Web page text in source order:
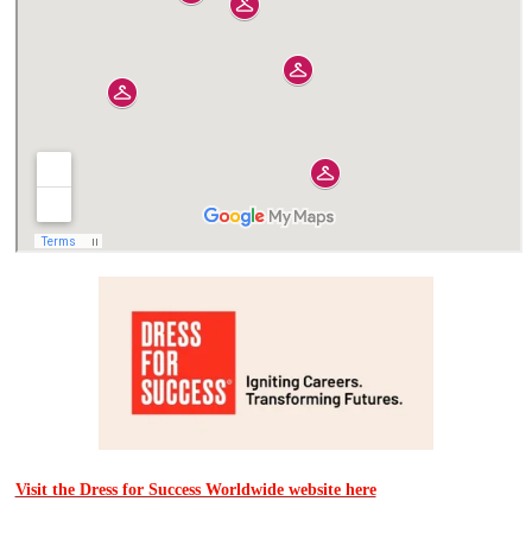
Visit the Dress for Success Worldwide website here